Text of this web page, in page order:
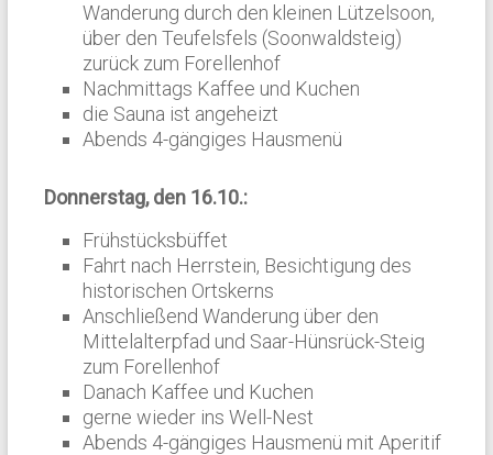
Wanderung durch den kleinen Lützelsoon,
über den Teufelsfels (Soonwaldsteig)
zurück zum Forellenhof
Nachmittags Kaffee und Kuchen
die Sauna ist angeheizt
Abends 4-gängiges Hausmenü
Donnerstag, den 16.10.:
Frühstücksbüffet
Fahrt nach Herrstein, Besichtigung des
historischen Ortskerns
Anschließend Wanderung über den
Mittelalterpfad und Saar-Hünsrück-Steig
zum Forellenhof
Danach Kaffee und Kuchen
gerne wieder ins Well-Nest
Abends 4-gängiges Hausmenü mit Aperitif